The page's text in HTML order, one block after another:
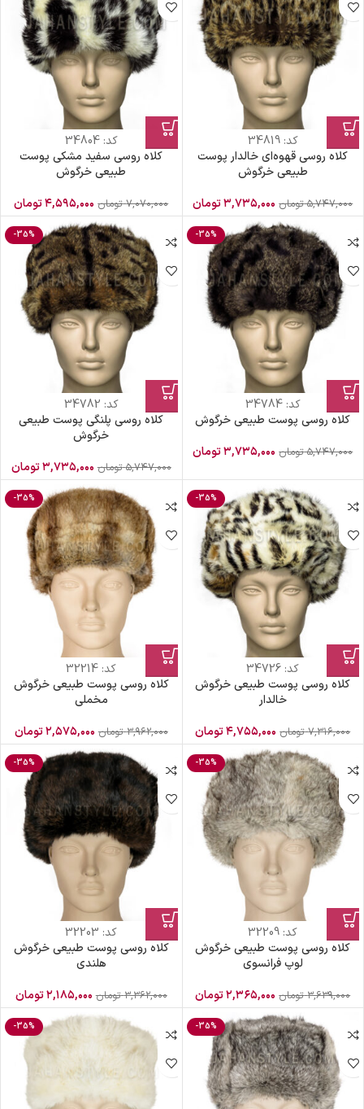
کد:34819
کلاه روسی قهوه‌ای خالدار پوست
طبیعی خرگوش
۵,۷۴۷,۰۰۰ تومان ۳,۷۳۵,۰۰۰تومان
کد:34804
کلاه روسی سفید مشکی پوست
طبیعی خرگوش
۷,۰۷۰,۰۰۰ تومان ۴,۵۹۵,۰۰۰تومان
-35%
کد:34784
کلاه روسی پوست طبیعی خرگوش
۵,۷۴۷,۰۰۰ تومان ۳,۷۳۵,۰۰۰تومان
-35%
کد: 34782
کلاه روسی پلنگی پوست طبیعی
خرگوش
۵,۷۴۷,۰۰۰ تومان ۳,۷۳۵,۰۰۰تومان
-35%
کد: 34726
کلاه روسی پوست طبیعی خرگوش
خالدار
۷,۳۱۶,۰۰۰ تومان ۴,۷۵۵,۰۰۰تومان
-35%
کد: 32214
کلاه روسی پوست طبیعی خرگوش
مخملی
۳,۹۶۲,۰۰۰ تومان ۲,۵۷۵,۰۰۰تومان
-35%
کد: 32209
کلاه روسی پوست طبیعی خرگوش
لوپ فرانسوی
۳,۶۳۹,۰۰۰ تومان ۲,۳۶۵,۰۰۰تومان
-35%
کد: 32203
کلاه روسی پوست طبیعی خرگوش
هلندی
۳,۳۶۲,۰۰۰ تومان ۲,۱۸۵,۰۰۰تومان
-35%
-35%